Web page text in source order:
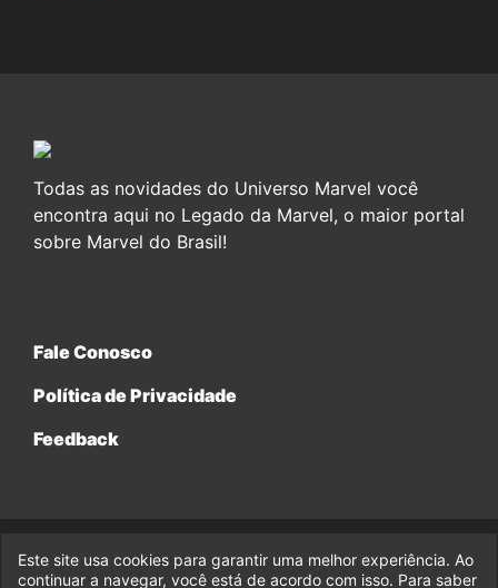
Todas as novidades do Universo Marvel você
encontra aqui no Legado da Marvel, o maior portal
sobre Marvel do Brasil!
Fale Conosco
Política de Privacidade
Feedback
© 2017-2026 Legado da Marvel, uma empresa da Legado
Enterprises.
Este site usa cookies para garantir uma melhor experiência. Ao
continuar a navegar, você está de acordo com isso. Para saber